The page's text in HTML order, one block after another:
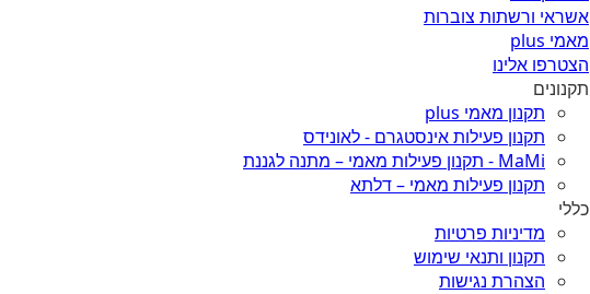
אשראי ורשתות צוברות
מאמי plus
הצטרפו אלינו
תקנונים
תקנון מאמי plus
תקנון פעילות אינסטגרם - לאונידס
MaMi - תקנון פעילות מאמי – מתנה לגננת
תקנון פעילות מאמי – דלתא
כללי
מדיניות פרטיות
תקנון ותנאי שימוש
הצהרת נגישות